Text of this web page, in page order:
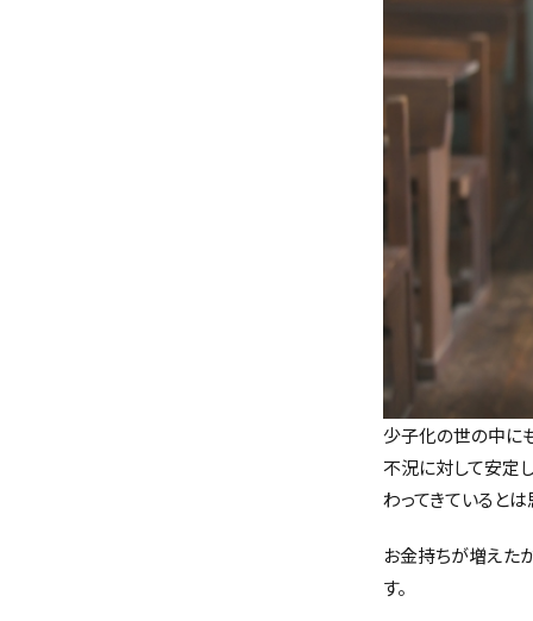
少子化の世の中に
不況に対して安定
わってきていると
お金持ちが増えた
す。